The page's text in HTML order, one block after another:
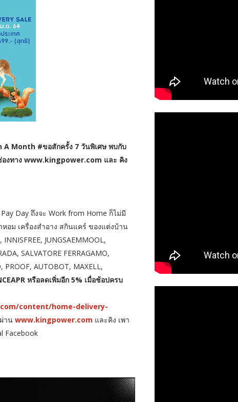
A Month #ขอสักครั้ง 7 วันพิเศษ พบกับ
งทาง www.kingpower.com และ คิง
Day ถึงจะ Work from Home ก็ไม่มี
ม เครื่องสำอาง สกินแคร์ ของแต่งบ้าน
JUNGSAEMMOOL,
SALVATORE FERRAGAMO,
PROOF, AUTOBOT, MAXELL,
หรือลดเพิ่มอีก 5% เมื่อช้อปครบ
content/home-delivery-
าน www.kingpower.com และคิง เพา
Facebook